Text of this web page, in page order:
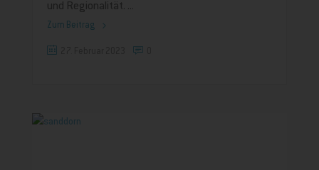
und Regionalität.
Zum Beitrag